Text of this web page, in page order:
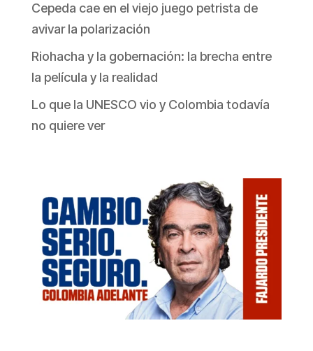
Cepeda cae en el viejo juego petrista de
avivar la polarización
Riohacha y la gobernación: la brecha entre
la película y la realidad
Lo que la UNESCO vio y Colombia todavía
no quiere ver